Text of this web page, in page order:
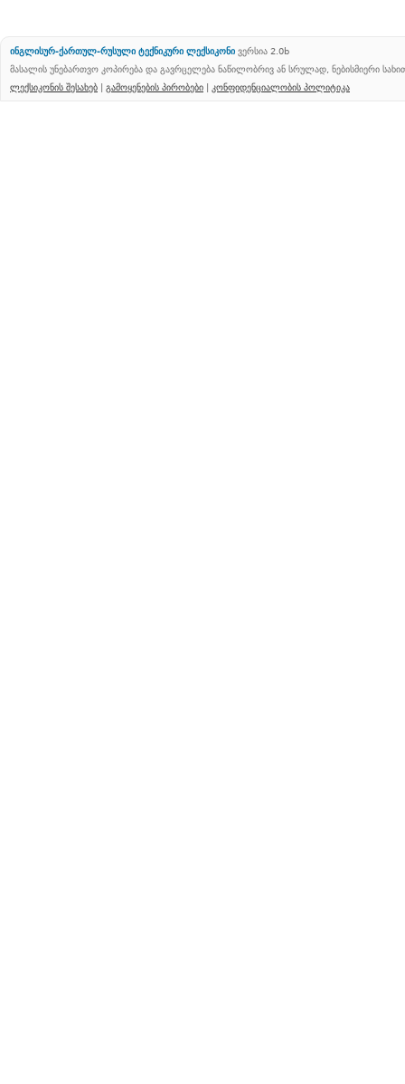
ინგლისურ-ქართულ-რუსული ტექნიკური ლექსიკონი ვერსია 2.0b
მასალის უნებართვო კოპირება და გავრცელება ნაწილობრივ ან სრულად, ნებისმიერი
ლექსიკონის შესახებ | გამოყენების პირობები | კონფიდენციალობის პოლიტიკა